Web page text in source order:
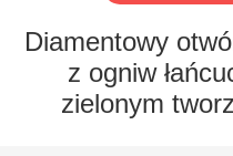
FABRYCE
KONTROLA
Diamentowy
z ogniw
zielonym